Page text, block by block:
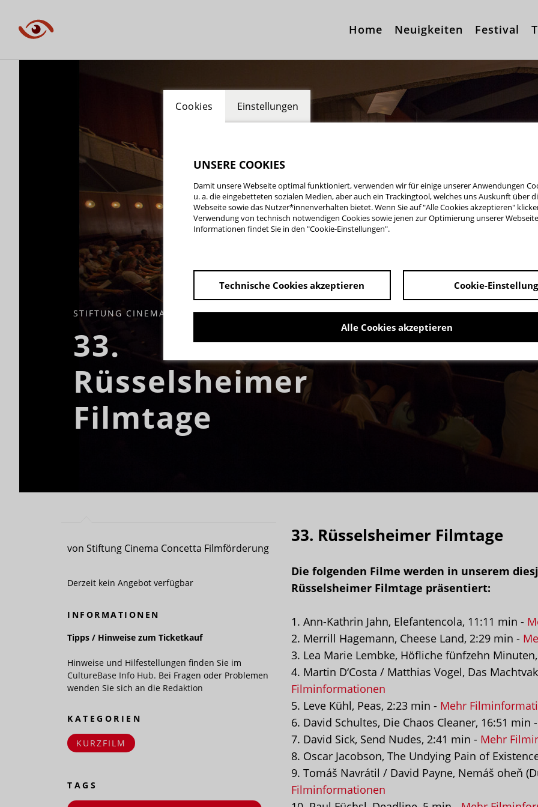
Home Neuigkeiten Festival
STIFTUNG CINEMA CONCETTA FILMFÖRDERUNG
33.
Rüsselsheimer
Filmtage
von Stiftung Cinema Concetta Filmförderung
Derzeit kein Angebot verfügbar
INFORMATIONEN
Tipps / Hinweise zum Ticketkauf
Hinweise und Hilfestellungen finden Sie im
CultureBase Info Hub. Bei Fragen oder Problemen
wenden Sie sich an die Redaktion
KATEGORIEN
KURZFILM
TAGS
33. Rüsselsheimer Filmtage
Die folgenden Filme werden in unserem
Rüsselsheimer Filmtage präsentiert:
1. Ann-Kathrin Jahn, Elefantencola, 11:11 min -
2. Merrill Hagemann, Cheese Land, 2:29 min -
3. Lea Marie Lembke, Höfliche fünfzehn
4. Martin D‘Costa / Matthias Vogel, Das
Filminformationen
5. Leve Kühl, Peas, 2:23 min - Mehr
6. David Schultes, Die Chaos Cleaner, 16:51 min
7. David Sick, Send Nudes, 2:41 min - Mehr
8. Oscar Jacobson, The Undying Pain of
9. Tomáš Navrátil / David Payne, Nemáš oheň
Filminformationen
Cookies Einstellungen
UNSERE COOKIES
Damit unsere Webseite optimal funktioniert, verwenden wir für einige unserer Anwendungen
u. a. die eingebetteten sozialen Medien, aber auch ein Trackingtool, welches uns Auskunft über
Webseite sowie das Nutzer*innenverhalten bietet. Wenn Sie auf "Alle Cookies akzeptieren"
Verwendung von technisch notwendigen Cookies sowie jenen zur Optimierung unserer
Informationen findet Sie in den "Cookie-Einstellungen".
Technische Cookies akzeptieren Cookie-
Alle Cookies akzeptieren